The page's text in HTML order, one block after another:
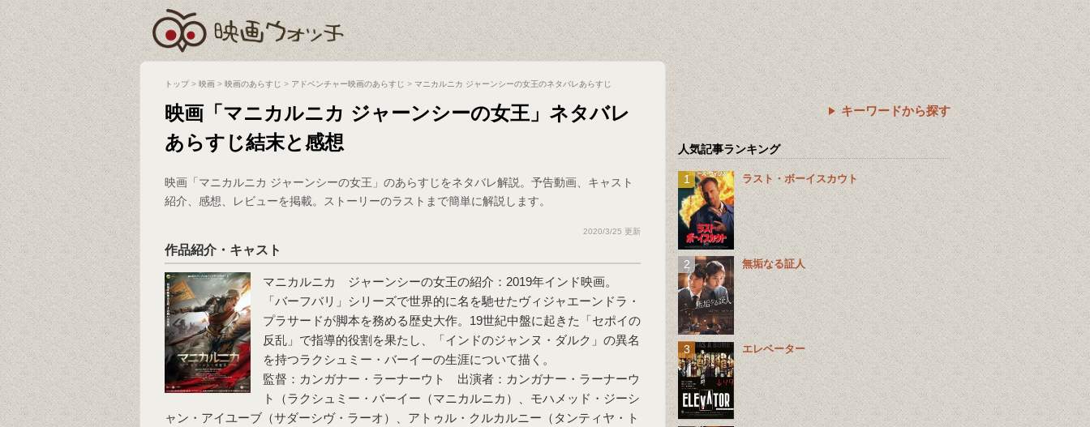
トップ> 映画 > 映画のあらすじ > アドベンチャー映画のあらすじ > マニカルニカ ジャーンシーの女王のネタバレあらすじ
映画「マニカルニカ ジャーンシーの女王」ネタバレ
あらすじ結末と感想
映画「マニカルニカ ジャーンシーの女王」のあらすじをネタバレ解説。予告動画、キャスト
紹介、感想、レビューを掲載。ストーリーのラストまで簡単に解説します。
2020/3/25 更新
作品紹介・キャスト
マニカルニカ ジャーンシーの女王の紹介：2019年インド映画。
「バーフバリ」シリーズで世界的に名を馳せたヴィジャエーンドラ・
プラサードが脚本を務める歴史大作。19世紀中盤に起きた「セポイの
反乱」で指導的役割を果たし、「インドのジャンヌ・ダルク」の異名
を持つラクシュミー・バーイーの生涯について描く。
監督：カンガナー・ラーナーウト 出演者：カンガナー・ラーナーウ
ト（ラクシュミー・バーイー（マニカルニカ）、モハメッド・ジーシ
ャン・アイユーブ（サダーシヴ・ラーオ）、アトゥル・クルカルニー（タンティヤ・ト
キーワードから探す
人気記事ランキング
ラスト・ボーイスカウト
無垢なる証人
エレベーター